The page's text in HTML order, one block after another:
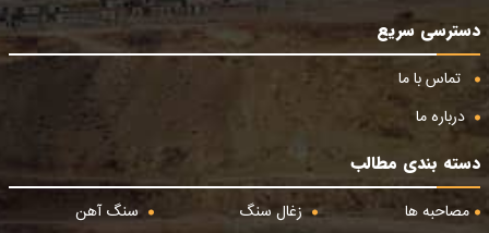
دسترسی سریع
تماس با ما
درباره ما
دسته بندی مطالب
مصاحبه ها
زغال سنگ
سنگ آهن